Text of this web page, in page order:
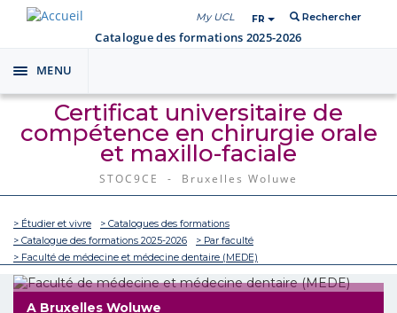
My UCL FR Rechercher
Catalogue des formations 2025-2026
Toggle
navigation
MENU
Certificat universitaire de
compétence en chirurgie orale
et maxillo-faciale
STOC9CE - Bruxelles Woluwe
> Étudier et vivre
> Catalogues des formations
> Catalogue des formations 2025-2026
> Par faculté
> Faculté de médecine et médecine dentaire (MEDE)
A Bruxelles Woluwe